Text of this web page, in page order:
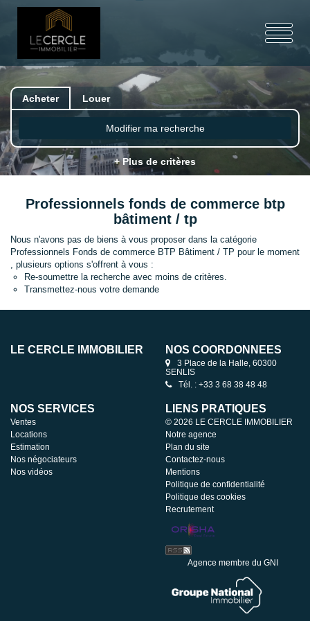
Acheter Louer
Modifier ma recherche
+ Plus de critères
Professionnels fonds de commerce btp
bâtiment / tp
Nous n'avons pas de biens à vous proposer dans la catégorie
Professionnels Fonds de commerce BTP Bâtiment / TP pour le moment
, plusieurs options s'offrent à vous :
Re-soumettre la recherche avec moins de critères.
Transmettez-nous votre demande
LE CERCLE IMMOBILIER NOS COORDONNÉES
3 Place de la Halle, 60300
SENLIS
Tél. : +33 3 68 38 48 48
NOS SERVICES
Ventes
Locations
Estimation
Nos négociateurs
Nos vidéos
LIENS PRATIQUES
© 2026 LE CERCLE IMMOBILIER
Notre agence
Plan du site
Contactez-nous
Mentions
Politique de confidentialité
Politique des cookies
Recrutement
Agence membre du GNI